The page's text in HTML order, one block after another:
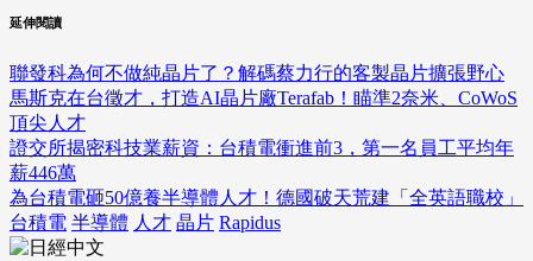
延伸閱讀
聯發科為何不做純晶片了？解碼蔡力行的客製晶片擴張野心
馬斯克在台徵才，打造AI晶片廠Terafab！瞄準2奈米、CoWoS
頂尖人才
證交所揭密科技業薪資：台積電衝進前3，第一名員工平均年
薪446萬
為台積電砸50億養半導體人才！德國破天荒建「全英語職校」
台積電 半導體 人才 晶片 Rapidus